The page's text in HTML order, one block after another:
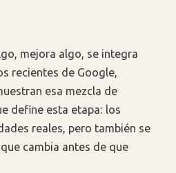
mejora algo, se integra
recientes de Google,
esa mezcla de
define esta etapa: los
reales, pero también se
cambia antes de que